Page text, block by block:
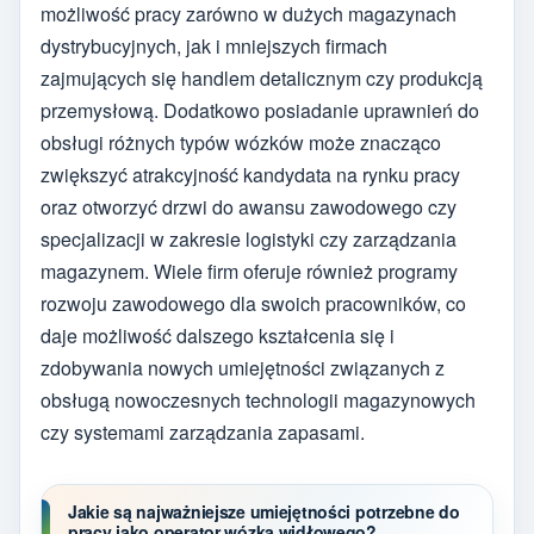
możliwość pracy zarówno w dużych magazynach
dystrybucyjnych, jak i mniejszych firmach
zajmujących się handlem detalicznym czy produkcją
przemysłową. Dodatkowo posiadanie uprawnień do
obsługi różnych typów wózków może znacząco
zwiększyć atrakcyjność kandydata na rynku pracy
oraz otworzyć drzwi do awansu zawodowego czy
specjalizacji w zakresie logistyki czy zarządzania
magazynem. Wiele firm oferuje również programy
rozwoju zawodowego dla swoich pracowników, co
daje możliwość dalszego kształcenia się i
zdobywania nowych umiejętności związanych z
obsługą nowoczesnych technologii magazynowych
czy systemami zarządzania zapasami.
Jakie są najważniejsze umiejętności potrzebne do